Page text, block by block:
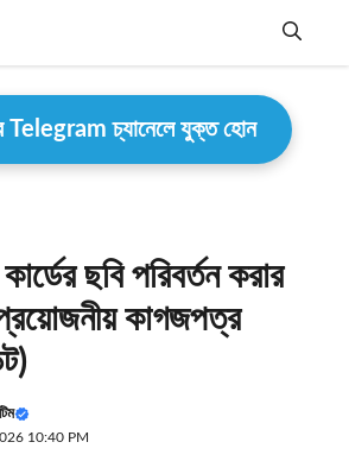
Telegram চ্যানেলে যুক্ত হোন
ছবি পরিবর্তন করার
কাগজপত্র
10:40 PM